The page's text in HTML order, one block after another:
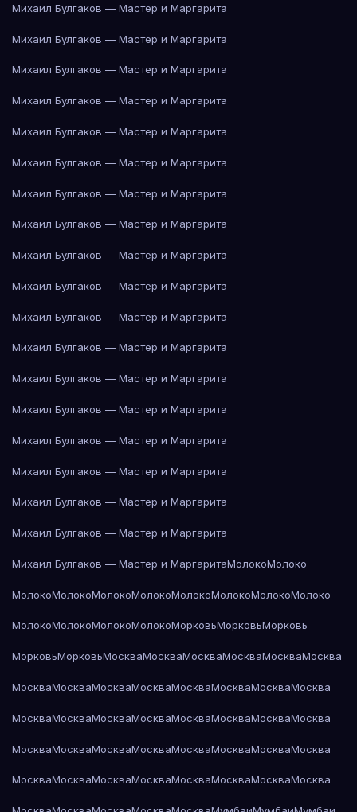
Михаил Булгаков — Мастер и Маргарита
Михаил Булгаков — Мастер и Маргарита
Михаил Булгаков — Мастер и Маргарита
Михаил Булгаков — Мастер и Маргарита
Михаил Булгаков — Мастер и Маргарита
Михаил Булгаков — Мастер и Маргарита
Михаил Булгаков — Мастер и Маргарита
Михаил Булгаков — Мастер и Маргарита
Михаил Булгаков — Мастер и Маргарита
Михаил Булгаков — Мастер и Маргарита
Михаил Булгаков — Мастер и Маргарита
Михаил Булгаков — Мастер и Маргарита
Михаил Булгаков — Мастер и Маргарита
Михаил Булгаков — Мастер и Маргарита
Михаил Булгаков — Мастер и Маргарита
Михаил Булгаков — Мастер и Маргарита
Михаил Булгаков — Мастер и Маргарита
Михаил Булгаков — Мастер и Маргарита
Михаил Булгаков — Мастер и МаргаритаМолокоМолоко
МолокоМолокоМолокоМолокоМолокоМолокоМолокоМолоко
МолокоМолокоМолокоМолокоМорковьМорковьМорковь
МорковьМорковьМоскваМоскваМоскваМоскваМоскваМосква
МоскваМоскваМоскваМоскваМоскваМоскваМоскваМосква
МоскваМоскваМоскваМоскваМоскваМоскваМоскваМосква
МоскваМоскваМоскваМоскваМоскваМоскваМоскваМосква
МоскваМоскваМоскваМоскваМоскваМоскваМоскваМосква